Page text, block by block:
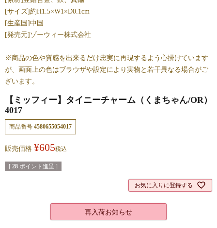
[サイズ]約H1.5×W1×D0.1cm
[生産国]中国
[発売元]ゾーウィー株式会社
※商品の色や質感を出来るだけ忠実に再現するよう心掛けています
が、画面上の色はブラウザや設定により実物と若干異なる場合がご
ざいます。
【ミッフィー】タイニーチャーム（くまちゃん/OR）
4017
商品番号 4580655054017
販売価格 ¥605税込
[ 28 ポイント進呈 ]
お気に入りに登録する
再入荷お知らせ